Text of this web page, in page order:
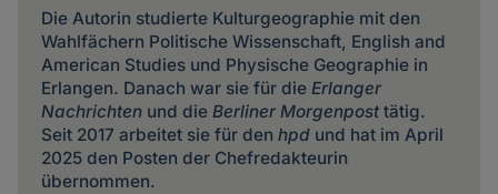
Die Autorin studierte Kulturgeographie mit den
Wahlfächern Politische Wissenschaft, English and
American Studies und Physische Geographie in
Erlangen. Danach war sie für die Erlanger
Nachrichtenund die Berliner Morgenposttätig.
Seit 2017 arbeitet sie für den hpdund hat im April
2025 den Posten der Chefredakteurin
übernommen.